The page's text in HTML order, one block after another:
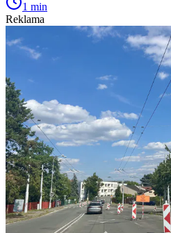
1 min
Reklama